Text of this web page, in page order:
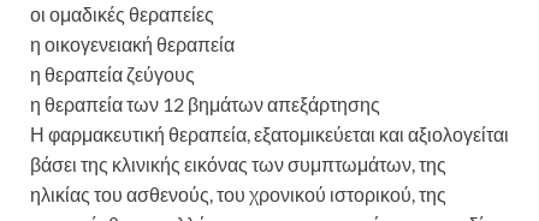
οι ομαδικές θεραπείες
η οικογενειακή θεραπεία
η θεραπεία ζεύγους
η θεραπεία των 12 βημάτων απεξάρτησης
Η φαρμακευτική θεραπεία, εξατομικεύεται και αξιολογείται
βάσει της κλινικής εικόνας των συμπτωμάτων, της
ηλικίας του ασθενούς, του χρονικού ιστορικού, της